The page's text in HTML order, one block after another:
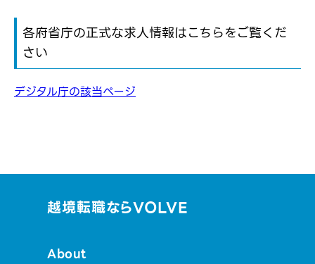
各府省庁の正式な求人情報はこちらをご覧くだ
さい
デジタル庁の該当ページ
越境転職ならVOLVE
About